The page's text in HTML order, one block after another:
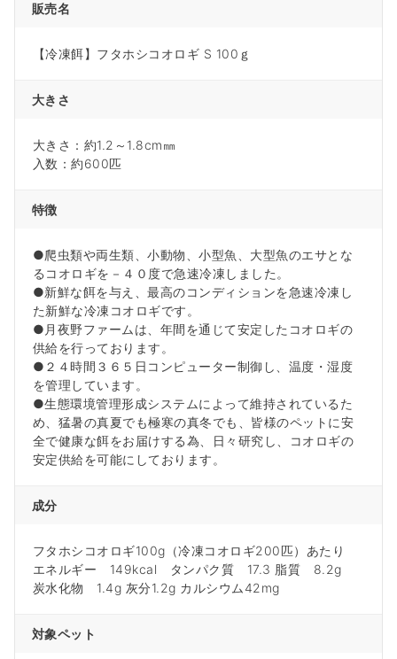
販売名
【冷凍餌】フタホシコオロギ S 100ｇ
大きさ
大きさ：約1.2～1.8cm㎜
入数：約600匹
特徴
●爬虫類や両生類、小動物、小型魚、大型魚のエサとな
るコオロギを－４０度で急速冷凍しました。
●新鮮な餌を与え、最高のコンディションを急速冷凍し
た新鮮な冷凍コオロギです。
●月夜野ファームは、年間を通じて安定したコオロギの
供給を行っております。
●２４時間３６５日コンピューター制御し、温度・湿度
を管理しています。
●生態環境管理形成システムによって維持されているた
め、猛暑の真夏でも極寒の真冬でも、皆様のペットに安
全で健康な餌をお届けする為、日々研究し、コオロギの
安定供給を可能にしております。
成分
フタホシコオロギ100g（冷凍コオロギ200匹）あたり
エネルギー 149kcal タンパク質 17.3 脂質 8.2g
炭水化物 1.4g 灰分1.2g カルシウム42mg
対象ペット